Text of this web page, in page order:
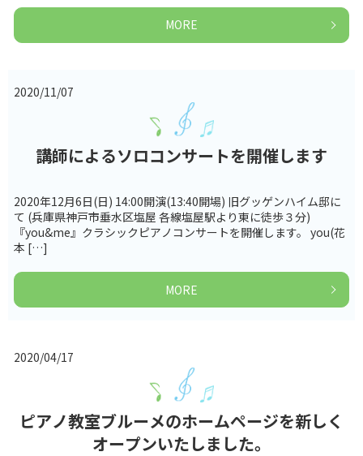
MORE
2020/11/07
講師によるソロコンサートを開催します
2020年12月6日(日) 14:00開演(13:40開場) 旧グッゲンハイム邸に
て (兵庫県神戸市垂水区塩屋 各線塩屋駅より東に徒歩３分)
『you&me』クラシックピアノコンサートを開催します。 you(花
本 […]
MORE
2020/04/17
ピアノ教室ブルーメのホームページを新しく
オープンいたしました。